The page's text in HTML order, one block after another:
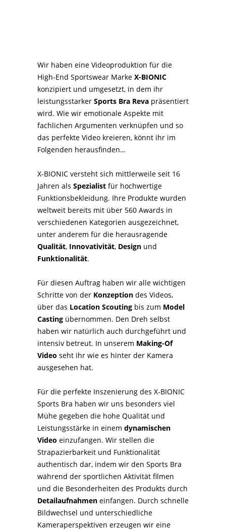
Wir haben eine Videoproduktion für die
High-End Sportswear Marke X-BIONIC
konzipiert und umgesetzt, in dem ihr
leistungsstarker Sports Bra Reva präsentiert
wird. Wie wir emotionale Aspekte mit
fachlichen Argumenten verknüpfen und so
das perfekte Video kreieren, könnt ihr im
Folgenden herausfinden…
X-BIONIC versteht sich mittlerweile seit 16
Jahren als Spezialist für hochwertige
Funktionsbekleidung. Ihre Produkte wurden
weltweit bereits mit über 560 Awards in
verschiedenen Kategorien ausgezeichnet,
unter anderem für die herausragende
Qualität, Innovativität, Design und
Funktionalität.
Für diesen Auftrag haben wir alle wichtigen
Schritte von der Konzeption des Videos,
über das Location Scouting bis zum Model
Casting übernommen. Den Dreh selbst
haben wir natürlich auch durchgeführt und
intensiv betreut. In unserem Making-Of
Video seht ihr wie es hinter der Kamera
ausgesehen hat.
Für die perfekte Inszenierung des X-BIONIC
Sports Bra haben wir uns besonders viel
Mühe gegeben die hohe Qualität und
Leistungsstärke in einem dynamischen
Video einzufangen. Wir stellen die
Strapazierbarkeit und Funktionalität
authentisch dar, indem wir den Sports Bra
während der sportlichen Aktivität filmen
und die Besonderheiten des Produkts durch
Detailaufnahmen einfangen. Durch schnelle
Bildwechsel und unterschiedliche
Kameraperspektiven erzeugen wir eine